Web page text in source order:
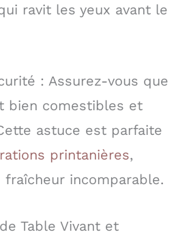
ravit les yeux avant le
: Assurez-vous que
bien comestibles et
astuce est parfaite
printanières,
incomparable.
Table Vivant et